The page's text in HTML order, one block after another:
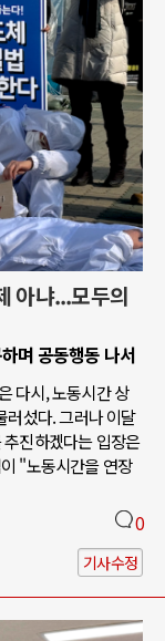
아냐...모두의
며 공동행동 나서
다시, 노동시간 상
러섰다. 그러나 이달
진하겠다는 입장은
"노동시간을 연장
0
기사수정